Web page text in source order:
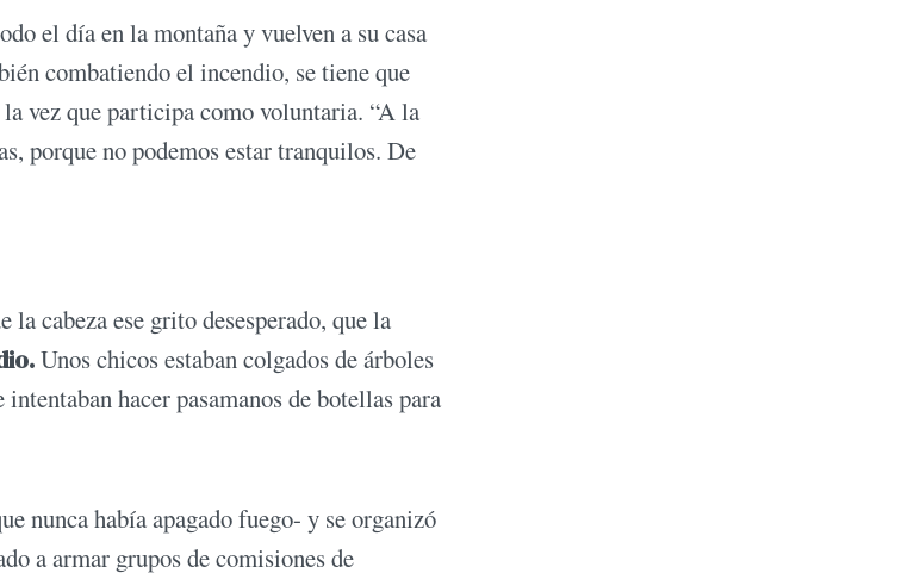
el día en la montaña y vuelven a su casa
combatiendo el incendio, se tiene que
vez que participa como voluntaria. “A la
porque no podemos estar tranquilos. De
la cabeza ese grito desesperado, que la
Unos chicos estaban colgados de árboles
hacer pasamanos de botellas para
nunca había apagado fuego- y se organizó
a armar grupos de comisiones de